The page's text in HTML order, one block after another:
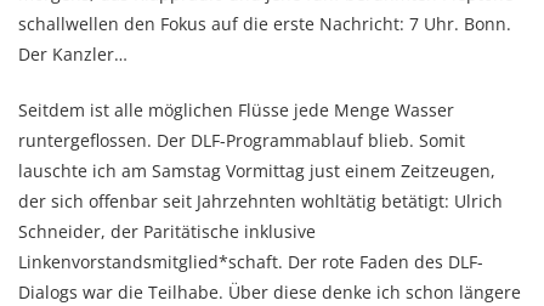
schallwellen den Fokus auf die erste Nachricht: 7 Uhr. Bonn.
Der Kanzler…
Seitdem ist alle möglichen Flüsse jede Menge Wasser
runtergeflossen. Der DLF-Programmablauf blieb. Somit
lauschte ich am Samstag Vormittag just einem Zeitzeugen,
der sich offenbar seit Jahrzehnten wohltätig betätigt: Ulrich
Schneider, der Paritätische inklusive
Linkenvorstandsmitglied*schaft. Der rote Faden des DLF-
Dialogs war die Teilhabe. Über diese denke ich schon längere